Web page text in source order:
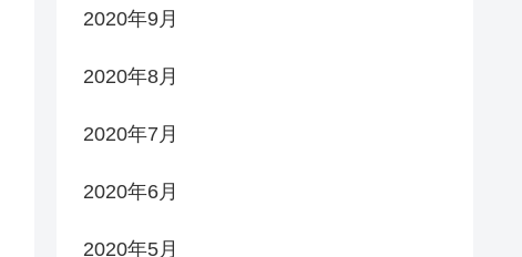
2020年9月
2020年8月
2020年7月
2020年6月
2020年5月